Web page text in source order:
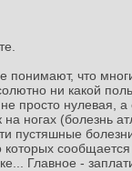
понимают, что
ни какой
просто нулевая,
на ногах (болезнь
пустяшные
Главное -